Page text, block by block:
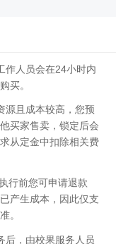
作人员会在24小时内
买。
源且成本较高，您预
买家售卖，锁定后会
从定金中扣除相关费
行前您可申请退款
产生成本，因此仅支
。
后，由校果服务人员